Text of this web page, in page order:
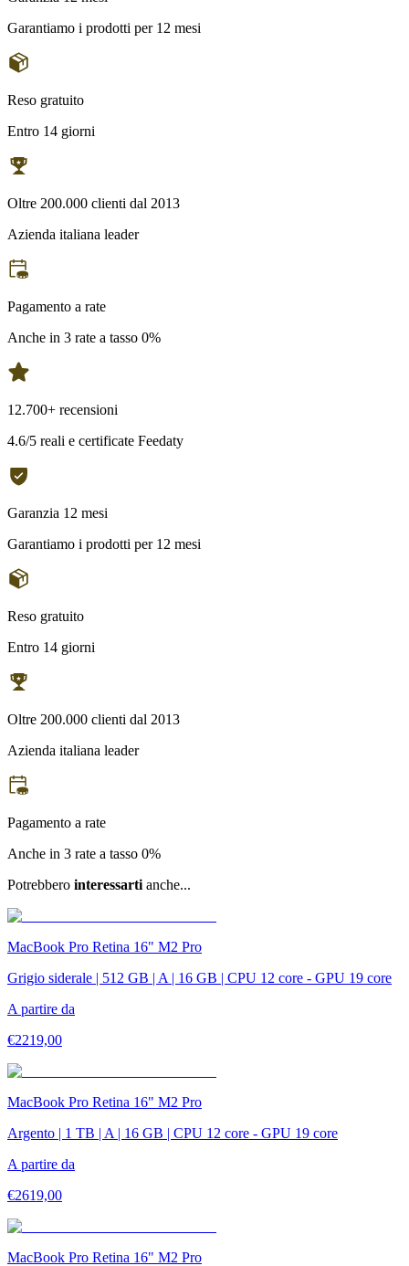
Garantiamo i prodotti per 12 mesi
Reso gratuito
Entro 14 giorni
Oltre 200.000 clienti dal 2013
Azienda italiana leader
Pagamento a rate
Anche in 3 rate a tasso 0%
12.700+ recensioni
4.6/5 reali e certificate Feedaty
Garanzia 12 mesi
Garantiamo i prodotti per 12 mesi
Reso gratuito
Entro 14 giorni
Oltre 200.000 clienti dal 2013
Azienda italiana leader
Pagamento a rate
Anche in 3 rate a tasso 0%
Potrebbero interessarti anche...
MacBook Pro Retina 16" M2 Pro
Grigio siderale | 512 GB | A | 16 GB | CPU 12 core - GPU 19 core
A partire da
€2219,00
MacBook Pro Retina 16" M2 Pro
Argento | 1 TB | A | 16 GB | CPU 12 core - GPU 19 core
A partire da
€2619,00
MacBook Pro Retina 16" M2 Pro